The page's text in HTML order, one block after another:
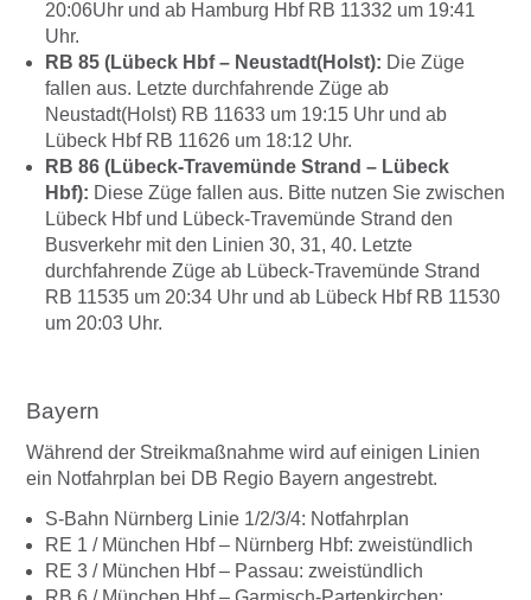
20:06Uhr und ab Hamburg Hbf RB 11332 um 19:41
Uhr.
RB 85 (Lübeck Hbf – Neustadt(Holst): Die Züge
fallen aus. Letzte durchfahrende Züge ab
Neustadt(Holst) RB 11633 um 19:15 Uhr und ab
Lübeck Hbf RB 11626 um 18:12 Uhr.
RB 86 (Lübeck-Travemünde Strand – Lübeck
Hbf): Diese Züge fallen aus. Bitte nutzen Sie zwischen
Lübeck Hbf und Lübeck-Travemünde Strand den
Busverkehr mit den Linien 30, 31, 40. Letzte
durchfahrende Züge ab Lübeck-Travemünde Strand
RB 11535 um 20:34 Uhr und ab Lübeck Hbf RB 11530
um 20:03 Uhr.
Bayern
Während der Streikmaßnahme wird auf einigen Linien
ein Notfahrplan bei DB Regio Bayern angestrebt.
S-Bahn Nürnberg Linie 1/2/3/4: Notfahrplan
RE 1 / München Hbf – Nürnberg Hbf: zweistündlich
RE 3 / München Hbf – Passau: zweistündlich